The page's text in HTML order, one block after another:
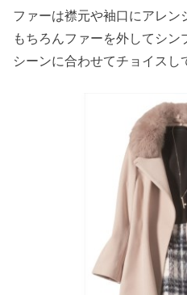
ファーは襟元や袖口にアレン
もちろんファーを外してシン
シーンに合わせてチョイス